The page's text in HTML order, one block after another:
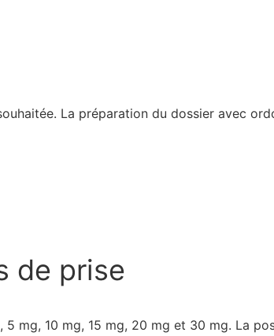
La préparation du dossier avec
de prise
mg, 10 mg, 15 mg, 20 mg et 30 mg. La